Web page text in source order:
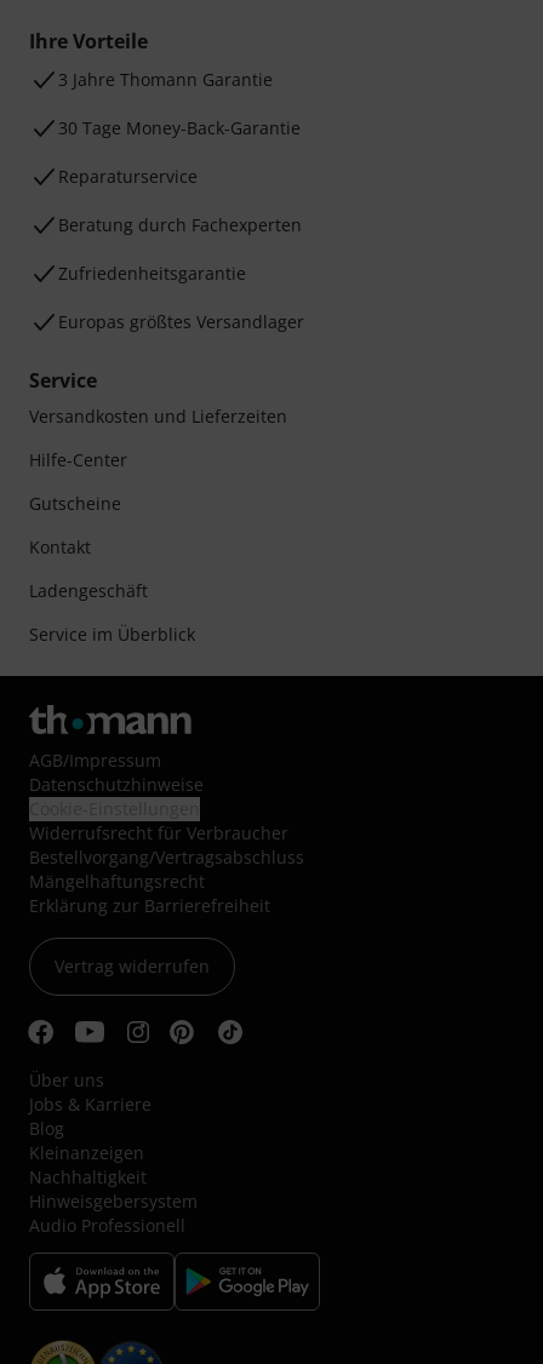
Ihre Vorteile
3 Jahre Thomann Garantie
30 Tage Money-Back-Garantie
Reparaturservice
Beratung durch Fachexperten
Zufriedenheitsgarantie
Europas größtes Versandlager
Service
Versandkosten und Lieferzeiten
Hilfe-Center
Gutscheine
Kontakt
Ladengeschäft
Service im Überblick
AGB/Impressum
Datenschutzhinweise
Widerrufsrecht für Verbraucher
Bestellvorgang/Vertragsabschluss
Mängelhaftungsrecht
Erklärung zur Barrierefreiheit
Vertrag widerrufen
Über uns
Jobs & Karriere
Blog
Kleinanzeigen
Nachhaltigkeit
Hinweisgebersystem
Audio Professionell